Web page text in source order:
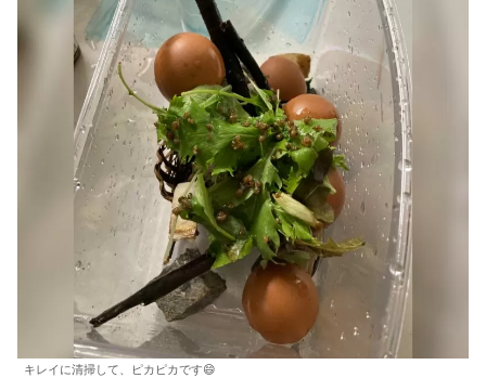
キレイに清掃して、ピカピカです😄